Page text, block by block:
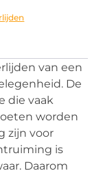
van een
De
die vaak
worden
zijn voor
is
Daarom